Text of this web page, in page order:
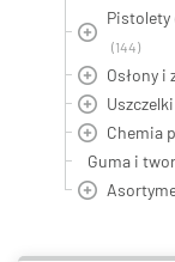
Pistolety
(144)
Osłony i
Chemia
Guma i